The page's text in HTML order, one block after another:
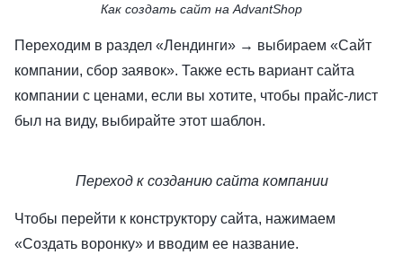
Как создать сайт на AdvantShop
Переходим в раздел «Лендинги» → выбираем «Сайт
компании, сбор заявок». Также есть вариант сайта
компании с ценами, если вы хотите, чтобы прайс-лист
был на виду, выбирайте этот шаблон.
Переход к созданию сайта компании
Чтобы перейти к конструктору сайта, нажимаем
«Создать воронку» и вводим ее название.